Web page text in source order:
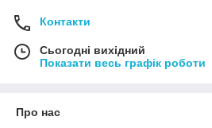
Контакти
Сьогодні вихідний
Показати весь графік роботи
Про нас